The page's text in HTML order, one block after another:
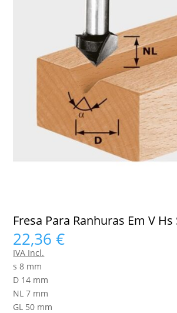
Fresa Para Ranhuras Em V Hs
22,36€
IVA Incl.
s 8 mm
D 14 mm
NL 7 mm
GL 50 mm